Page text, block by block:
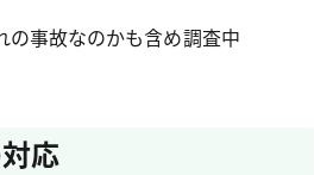
の事故なのかも含め調査中
応